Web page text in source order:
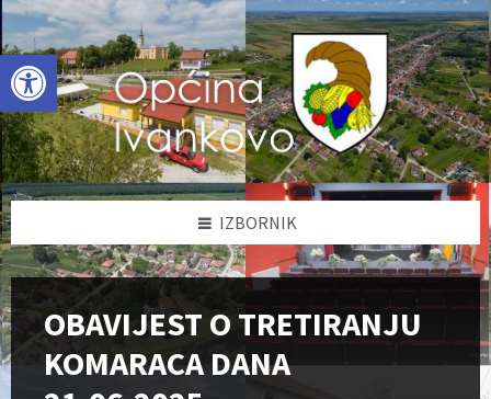
Open toolbar
Skip
to
content
Skip
to
left
sidebar
Skip
to
footer
IZBORNIK
OBAVIJEST O TRETIRANJU
KOMARACA DANA